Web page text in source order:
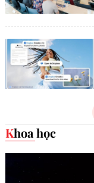
Khoa học